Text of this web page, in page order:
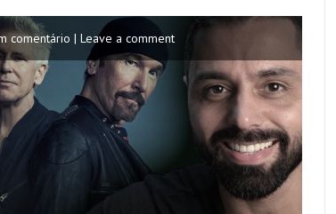
comentário | Leave a comment